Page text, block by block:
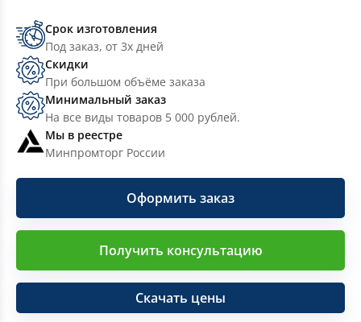
Срок изготовления
Под заказ, от 3х дней
Скидки
При большом объёме заказа
Минимальный заказ
На все виды товаров 5 000 рублей.
Мы в реестре
Минпромторг России
Оформить заказ
Получить консультацию
Скачать цены